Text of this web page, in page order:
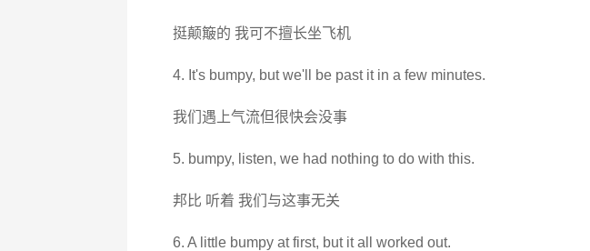
挺颠簸的 我可不擅长坐飞机
4. It's bumpy, but we'll be past it in a few minutes.
我们遇上气流但很快会没事
5. bumpy, listen, we had nothing to do with this.
邦比 听着 我们与这事无关
6. A little bumpy at first, but it all worked out.